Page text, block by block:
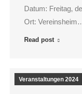
Datum: Freitag,
Ort:
Read post
Veranstaltungen 2024